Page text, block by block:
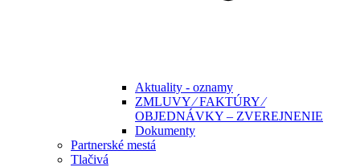
Aktuality - oznamy
ZMLUVY ⁄ FAKTÚRY ⁄
OBJEDNÁVKY – ZVEREJNENIE
Dokumenty
Partnerské mestá
Tlačivá